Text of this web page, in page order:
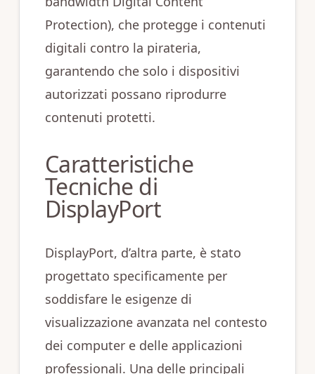
Protection), che protegge i contenuti
digitali contro la pirateria,
garantendo che solo i dispositivi
autorizzati possano riprodurre
contenuti protetti.
Caratteristiche
Tecniche di
DisplayPort
DisplayPort, d’altra parte, è stato
progettato specificamente per
soddisfare le esigenze di
visualizzazione avanzata nel contesto
dei computer e delle applicazioni
professionali. Una delle principali